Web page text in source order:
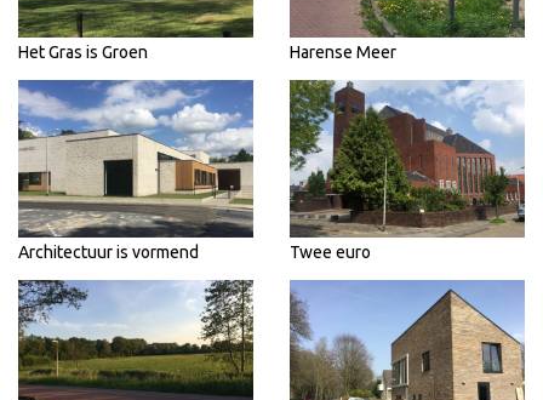
Het Gras is Groen Harense Meer
Architectuur is vormend Twee euro